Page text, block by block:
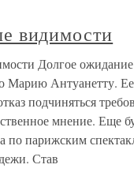
видимости
Долгое ожидание
Марию Антуанетту.
подчиняться
мнение. Еще
по парижским
Став